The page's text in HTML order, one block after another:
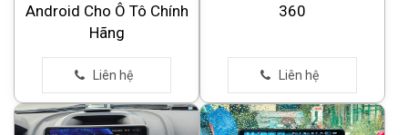
Android Cho Ô Tô Chính
Hãng
360